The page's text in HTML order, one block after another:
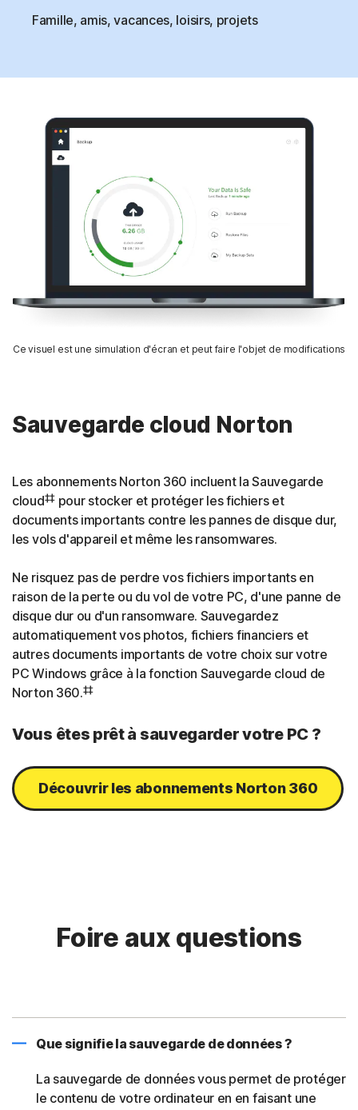
Famille, amis, vacances, loisirs, projets
Ce visuel est une simulation d'écran et peut faire l'objet de modifications
Sauvegarde cloud Norton
Les abonnements Norton 360 incluent la Sauvegarde
cloud‡‡pour stocker et protéger les fichiers et
documents importants contre les pannes de disque dur,
les vols d'appareil et même les ransomwares.
Ne risquez pas de perdre vos fichiers importants en
raison de la perte ou du vol de votre PC, d'une panne de
disque dur ou d'un ransomware. Sauvegardez
automatiquement vos photos, fichiers financiers et
autres documents importants de votre choix sur votre
PC Windows grâce à la fonction Sauvegarde cloud de
Norton 360.‡‡
Vous êtes prêt à sauvegarder votre PC ?
Découvrir les abonnements Norton 360
Foire aux questions
Que signifie la sauvegarde de données ?
La sauvegarde de données vous permet de protéger
le contenu de votre ordinateur en en faisant une